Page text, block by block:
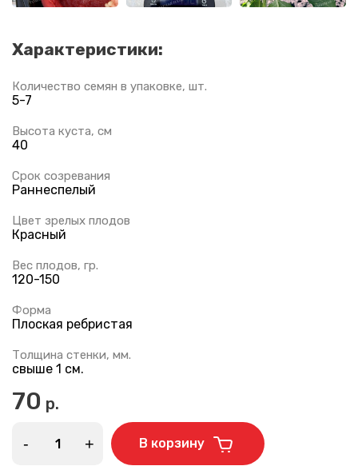
Характеристики:
Количество семян в упаковке, шт.
5-7
Высота куста, см
40
Срок созревания
Раннеспелый
Цвет зрелых плодов
Красный
Вес плодов, гр.
120-150
Форма
Плоская ребристая
Толщина стенки, мм.
свыше 1 см.
70 р.
- + В корзину